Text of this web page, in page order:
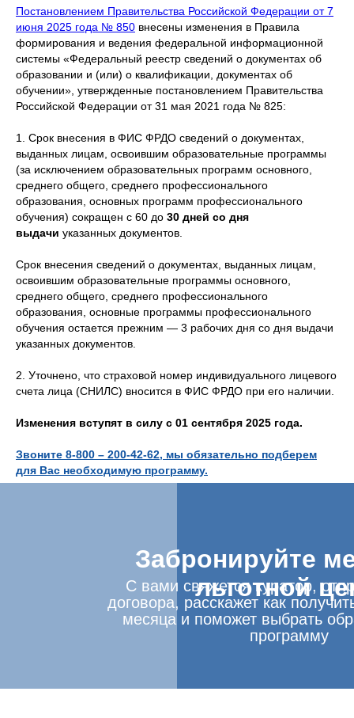
Постановлением Правительства Российской Федерации от 7
июня 2025 года № 850 внесены изменения в Правила
формирования и ведения федеральной информационной
системы «Федеральный реестр сведений о документах об
образовании и (или) о квалификации, документах об
обучении», утвержденные постановлением Правительства
Российской Федерации от 31 мая 2021 года № 825:
1. Срок внесения в ФИС ФРДО сведений о документах,
выданных лицам, освоившим образовательные программы
(за исключением образовательных программ основного,
среднего общего, среднего профессионального
образования, основных программ профессионального
обучения) сокращен с 60 до 30 дней со дня
выдачи указанных документов.
Срок внесения сведений о документах, выданных лицам,
освоившим образовательные программы основного,
среднего общего, среднего профессионального
образования, основные программы профессионального
обучения остается прежним — 3 рабочих дня со дня выдачи
указанных документов.
2. Уточнено, что страховой номер индивидуального лицевого
счета лица (СНИЛС) вносится в ФИС ФРДО при его наличии.
Изменения вступят в силу c 01 сентября 2025 года.
Звоните 8-800 – 200-42-62, мы обязательно подберем
для Вас необходимую программу.
Забронируйте
льготной
С вами свяжется куратор,
договора, расскажет как
месяца и поможет выбрать
программу